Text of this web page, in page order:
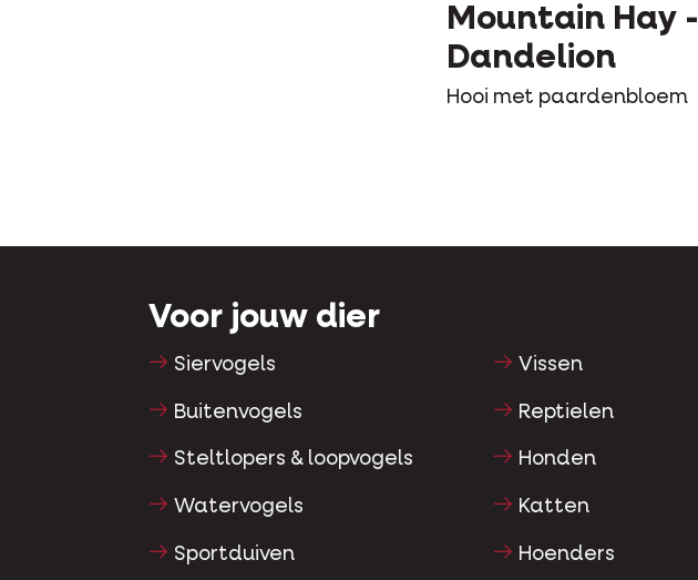
Mountain Hay -
Dandelion
Hooi met paardenbloem
Voor jouw dier
Siervogels
Buitenvogels
Steltlopers & loopvogels
Watervogels
Sportduiven
Vissen
Reptielen
Honden
Katten
Hoenders